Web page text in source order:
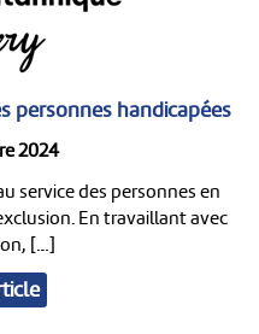
personnes handicapées
2024
service des personnes en
En travaillant avec
[…]